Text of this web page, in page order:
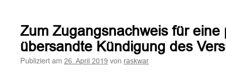
eines
Telefax-
Sendeberichtes
Zum Zugangsnachweis für eine
übersandte Kündigung des
Publiziert am 26. April 2019 von raskwar